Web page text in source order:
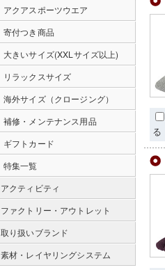
る
アクアスポーツウエア
寄付つき商品
大きいサイズ(XXLサイズ以上)
リラックスサイズ
海外サイズ（クロージング）
補修・メンテナンス用品
ギフトカード
特集一覧
アクティビティ
ファクトリー・アウトレット
取り扱いブランド
素材・レイヤリングシステム